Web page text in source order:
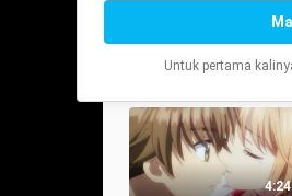
4:18
4:24